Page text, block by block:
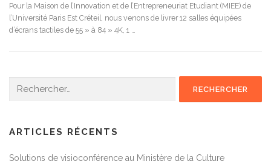
Pour la Maison de l’Innovation et de l’Entrepreneuriat Etudiant (MIEE) de
l’Université Paris Est Créteil, nous venons de livrer 12 salles équipées
d’écrans tactiles de 55 » à 84 » 4K, 1 …
ARTICLES RÉCENTS
Solutions de visioconférence au Ministère de la Culture